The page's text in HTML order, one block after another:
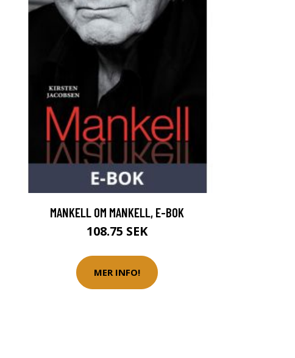
MANKELL OM MANKELL, E-BOK
108.75 SEK
MER INFO!